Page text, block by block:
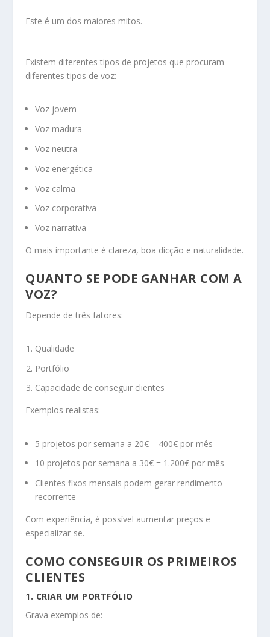
Este é um dos maiores mitos.
Existem diferentes tipos de projetos que procuram
diferentes tipos de voz:
Voz jovem
Voz madura
Voz neutra
Voz energética
Voz calma
Voz corporativa
Voz narrativa
O mais importante é clareza, boa dicção e naturalidade.
QUANTO SE PODE GANHAR COM A
VOZ?
Depende de três fatores:
Qualidade
Portfólio
Capacidade de conseguir clientes
Exemplos realistas:
5 projetos por semana a 20€ = 400€ por mês
10 projetos por semana a 30€ = 1.200€ por mês
Clientes fixos mensais podem gerar rendimento
recorrente
Com experiência, é possível aumentar preços e
especializar-se.
COMO CONSEGUIR OS PRIMEIROS
CLIENTES
1. CRIAR UM PORTFÓLIO
Grava exemplos de: